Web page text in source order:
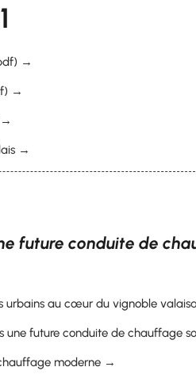
→
→
→
→
future conduite de
urbains au cœur du vignoble
une future conduite de chauffage
moderne →